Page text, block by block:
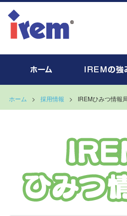
ホーム > 採用情報 > IREMひみつ情報